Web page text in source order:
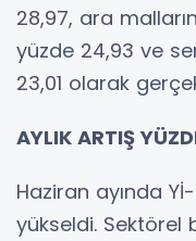
28,97, ara
yüzde 24,93 ve
23,01 olarak
AYLIK ARTIŞ
Haziran ayında
yükseldi. Sektörel